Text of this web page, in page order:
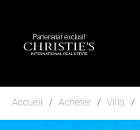
Partenariat exclusif
Accueil Acheter Villa